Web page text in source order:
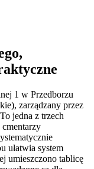
1 w Przedborzu
zarządzany przez
jedna z trzech
ułatwia system
umieszczono tablicę